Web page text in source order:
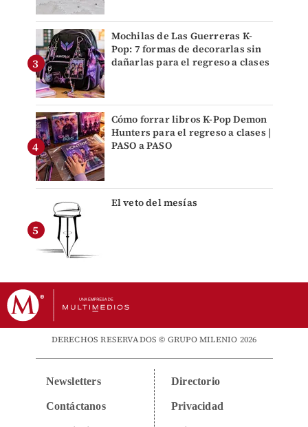
Mochilas de Las Guerreras K-
Pop: 7 formas de decorarlas sin
dañarlas para el regreso a clases
Cómo forrar libros K-Pop Demon
Hunters para el regreso a clases |
PASO a PASO
El veto del mesías
DERECHOS RESERVADOS © GRUPO MILENIO 2026
Newsletters
Contáctanos
Directorio
Privacidad